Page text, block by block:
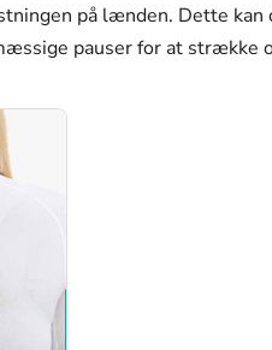
på lænden. Dette kan
pauser for at strække